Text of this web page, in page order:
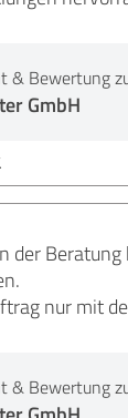
& Bewertung
GmbH
der
nur mit
& Bewertung